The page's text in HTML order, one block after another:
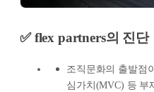
✅ flex partners의 진단
조직문화의 출발점
심가치(MVC) 등 부